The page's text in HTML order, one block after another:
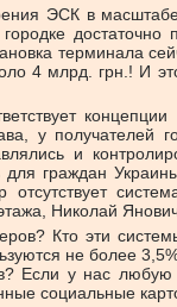
ЭСК в
терминала
млрд. грн.! И
получателей
и
для граждан
отсутствует
Николай
Кто эти
не более
Если у нас
социальные